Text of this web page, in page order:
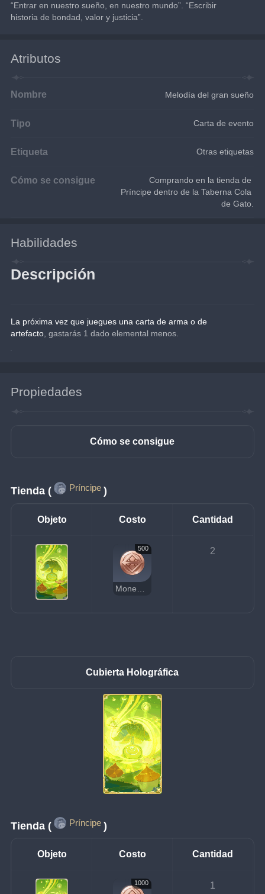
“Entrar en nuestro sueño, en nuestro mundo”. “Escribir
historia de bondad, valor y justicia”.
Atributos
Nombre Melodía del gran sueño
Tipo Carta de evento
Etiqueta Otras etiquetas
Cómo se consigue
Comprando en la tienda de
Príncipe dentro de la Taberna Cola
de Gato.
Habilidades
Descripción
La próxima vez que juegues una carta de arma o de
artefacto , gastarás 1 dado elemental menos.
Propiedades
Cómo se consigue
Tienda ( Príncipe )
Objeto Costo Cantidad
500 2
Cubierta Holográfica
Tienda ( Príncipe )
Objeto Costo Cantidad
1000 1